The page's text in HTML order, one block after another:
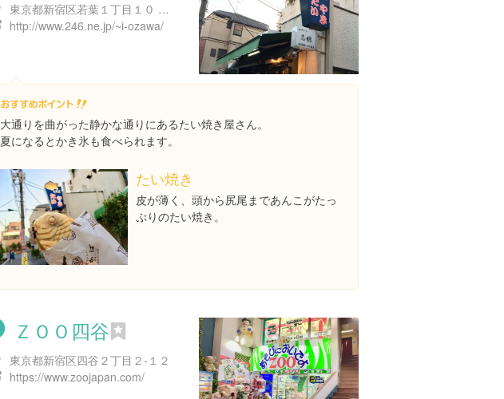
東京都新宿区若葉１丁目１０ 小沢ビル 1F
http://www.246.ne.jp/~i-ozawa/
大通りを曲がった静かな通りにあるたい焼き屋さん。
夏になるとかき氷も食べられます。
たい焼き
皮が薄く、頭から尻尾まであんこがたっ
ぷりのたい焼き。
ＺＯＯ四谷
東京都新宿区四谷２丁目２-１２
https://www.zoojapan.com/